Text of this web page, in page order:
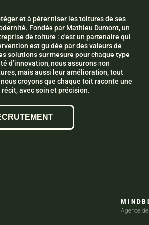
et à pérenniser les toitures de ses
Fondée par Mathieu Dumont, un
de toiture : c'est un partenaire qui
est guidée par des valeurs de
solutions sur mesure pour chaque type
d’innovation, nous assurons non
mais aussi leur amélioration, tout
croyons que chaque toit raconte une
avec soin et précision.
Agence